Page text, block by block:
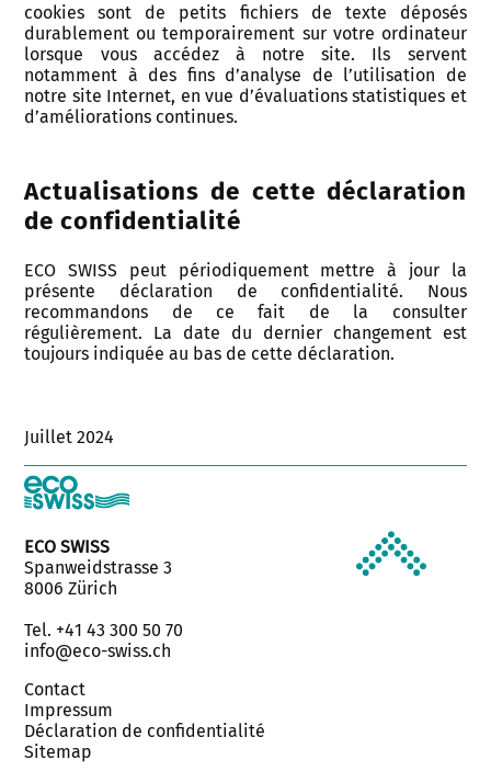
cookies sont de petits fichiers de texte déposés
durablement ou temporairement sur votre ordinateur
lorsque vous accédez à notre site. Ils servent
notamment à des fins d’analyse de l’utilisation de
notre site Internet, en vue d’évaluations statistiques et
d’améliorations continues.
Actualisations de cette déclaration
de confidentialité
ECO SWISS peut périodiquement mettre à jour la
présente déclaration de confidentialité. Nous
recommandons de ce fait de la consulter
régulièrement. La date du dernier changement est
toujours indiquée au bas de cette déclaration.
Juillet 2024
ECO SWISS
Spanweidstrasse 3
8006 Zürich
Tel. +41 43 300 50 70
info@eco-swiss.ch
Contact
Impressum
Déclaration de confidentialité
Sitemap